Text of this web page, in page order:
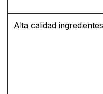
Alta calidad ingredientes